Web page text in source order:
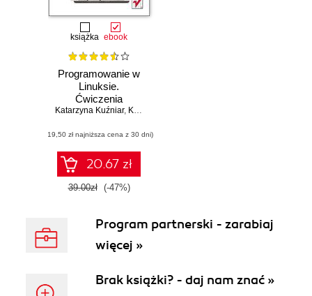
książka ebook
Programowanie w
Linuksie.
Ćwiczenia
Katarzyna Kuźniar, Kazimierz Lal
(19,50 zł najniższa cena z 30 dni)
20.67 zł
39.00zł (-47%)
Program partnerski - zarabiaj
więcej »
Brak książki? - daj nam znać »